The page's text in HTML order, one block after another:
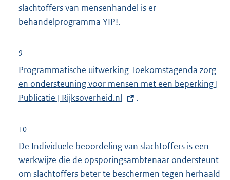
slachtoffers van mensenhandel is er
behandelprogramma YIP!.
9
E
x
t
r
Programmatische uitwerking Toekomstagenda zorg
en ondersteuning voor mensen met een beperking |
Publicatie | Rijksoverheid.nl
.
10
De Individuele beoordeling van slachtoffers is een
werkwijze die de opsporingsambtenaar ondersteunt
om slachtoffers beter te beschermen tegen herhaald